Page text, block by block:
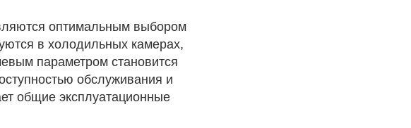
оптимальным выбором
в холодильных камерах,
параметром становится
обслуживания и
общие эксплуатационные